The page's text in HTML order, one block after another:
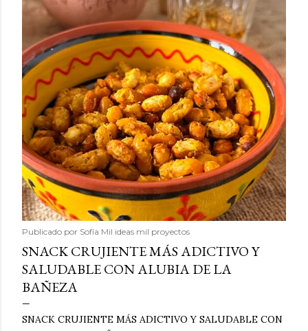
Publicado por Sofía Mil ideas mil proyectos
SNACK CRUJIENTE MÁS ADICTIVO Y
SALUDABLE CON ALUBIA DE LA
BAÑEZA
SNACK CRUJIENTE MÁS ADICTIVO Y SALUDABLE CON